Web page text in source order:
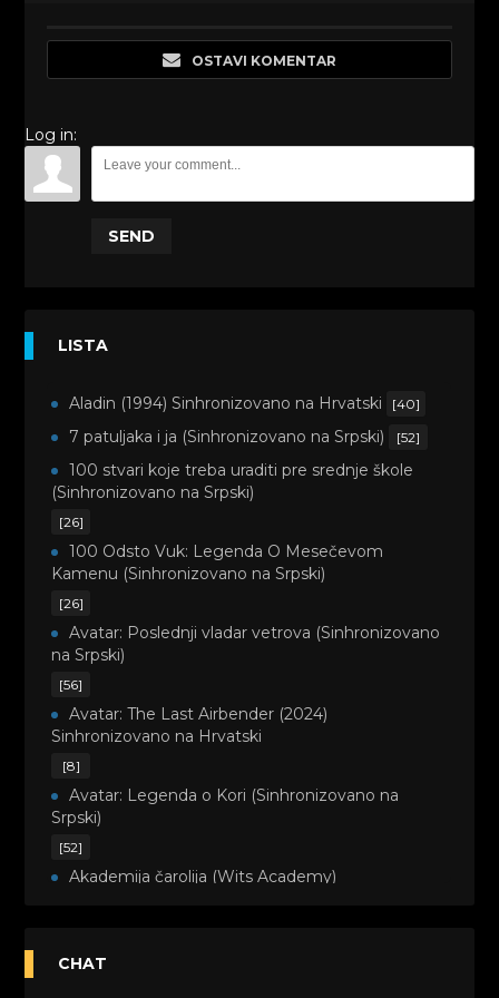
OSTAVI KOMENTAR
Log in:
SEND
LISTA
Aladin (1994) Sinhronizovano na Hrvatski [40]
7 patuljaka i ja (Sinhronizovano na Srpski) [52]
100 stvari koje treba uraditi pre srednje škole
(Sinhronizovano na Srpski)
[26]
100 Odsto Vuk: Legenda O Mesečevom
Kamenu (Sinhronizovano na Srpski)
[26]
Avatar: Poslednji vladar vetrova (Sinhronizovano
na Srpski)
[56]
Avatar: The Last Airbender (2024)
Sinhronizovano na Hrvatski
[8]
Avatar: Legenda o Kori (Sinhronizovano na
Srpski)
[52]
Akademija čarolija (Wits Academy)
Avanture Maje i Marka (Sinhronizovano na
CHAT